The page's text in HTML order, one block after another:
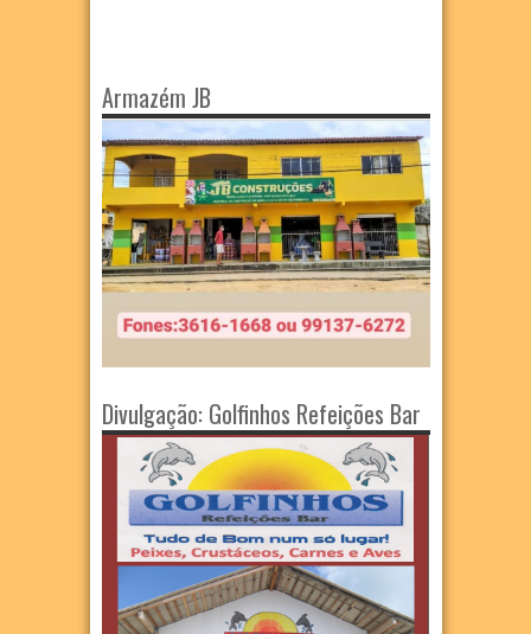
Armazém JB
Divulgação: Golfinhos Refeições Bar